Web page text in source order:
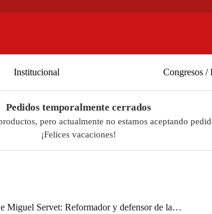
Institucional Congresos /
Pedidos temporalmente cerrados
pero actualmente no estamos aceptando
¡Felices vacaciones!
Miguel Servet: Reformador y defensor de la…